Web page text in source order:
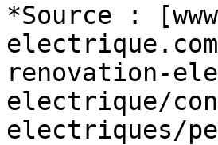
*Source :
renovation-
electrique/
electriques/